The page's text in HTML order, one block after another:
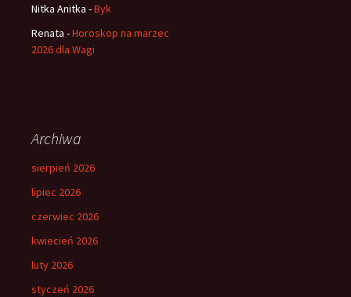
Nitka Anitka -Byk
Renata -Horoskop na marzec
2026 dla Wagi
Archiwa
sierpień 2026
lipiec 2026
czerwiec 2026
kwiecień 2026
luty 2026
styczeń 2026